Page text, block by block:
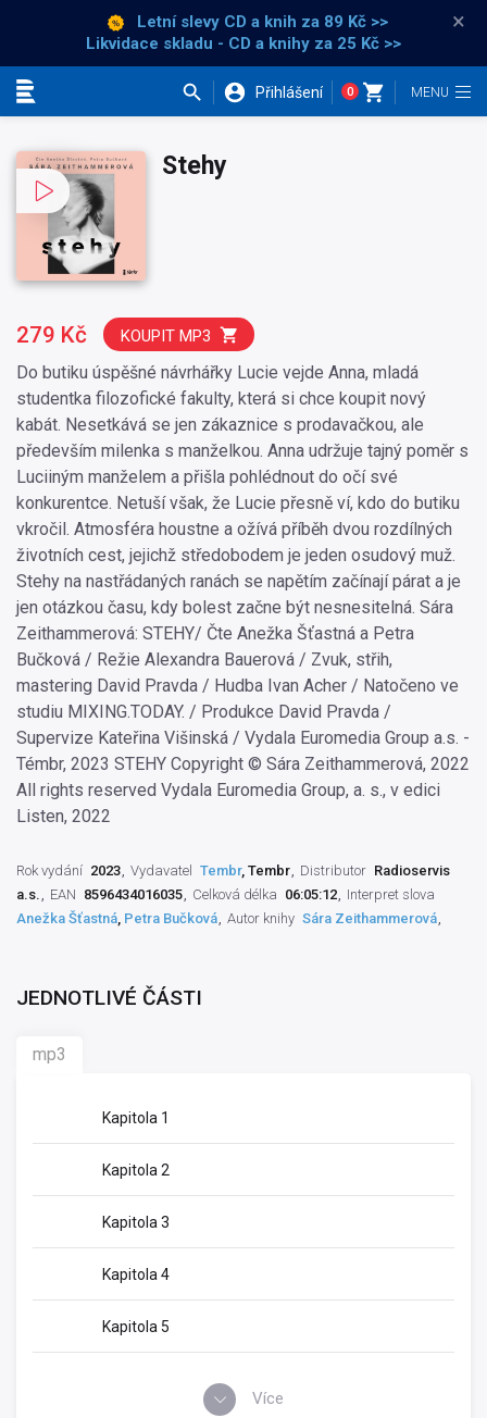
Letní slevy CD a knih za 89 Kč >>
Likvidace skladu - CD a knihy za 25 Kč >>
×
Přihlášení 0
Stehy
Do butiku úspěšné návrhářky Lucie vejde Anna, mladá
studentka filozofické fakulty, která si chce koupit nový
kabát. Nesetkává se jen zákaznice s prodavačkou, ale
především milenka s manželkou. Anna udržuje tajný poměr s
Luciiným manželem a přišla pohlédnout do očí své
konkurentce. Netuší však, že Lucie přesně ví, kdo do butiku
vkročil. Atmosféra houstne a ožívá příběh dvou rozdílných
životních cest, jejichž středobodem je jeden osudový muž.
Stehy na nastřádaných ranách se napětím začínají párat a je
jen otázkou času, kdy bolest začne být nesnesitelná. Sára
Zeithammerová: STEHY/ Čte Anežka Šťastná a Petra
Bučková / Režie Alexandra Bauerová / Zvuk, střih,
mastering David Pravda / Hudba Ivan Acher / Natočeno ve
studiu MIXING.TODAY. / Produkce David Pravda /
Supervize Kateřina Višinská / Vydala Euromedia Group a.s. -
Témbr, 2023 STEHY Copyright © Sára Zeithammerová, 2022
All rights reserved Vydala Euromedia Group, a. s., v edici
Listen, 2022
279 Kč KOUPIT MP3
Rok vydání 2023 Vydavatel Tembr, Tembr Distributor Radioservis
a.s.
EAN 8596434016035 Celková délka 06:05:12
Interpret slova
Anežka Šťastná, Petra Bučková Autor knihy Sára Zeithammerová
JEDNOTLIVÉ ČÁSTI
mp3
Kapitola 1
Kapitola 2
Kapitola 3
Kapitola 4
Kapitola 5
Více